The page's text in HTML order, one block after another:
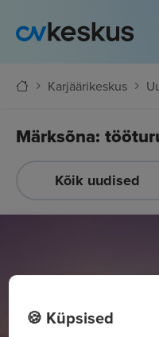
Karjäärikeskus
Märksõna:
Kõik uudised
🍪 Küpsised